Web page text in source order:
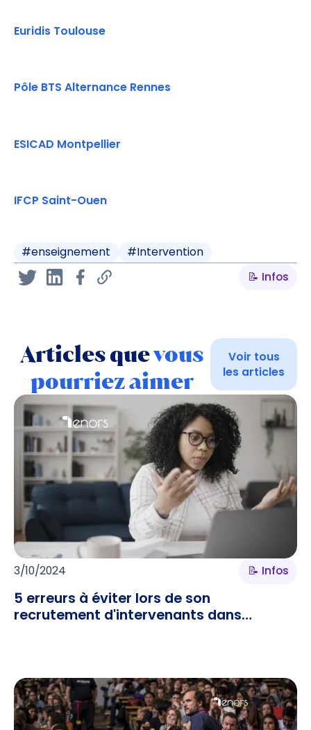
Euridis Toulouse
Pôle BTS Alternance Rennes
ESICAD Montpellier
IFCP Saint-Ouen
#enseignement #Intervention
📝 Infos
Articles quevous
pourriez aimer
Voir tous
les articles
3/10/2024 📝 Infos
5 erreurs à éviter lors de son
recrutement d'intervenants dans